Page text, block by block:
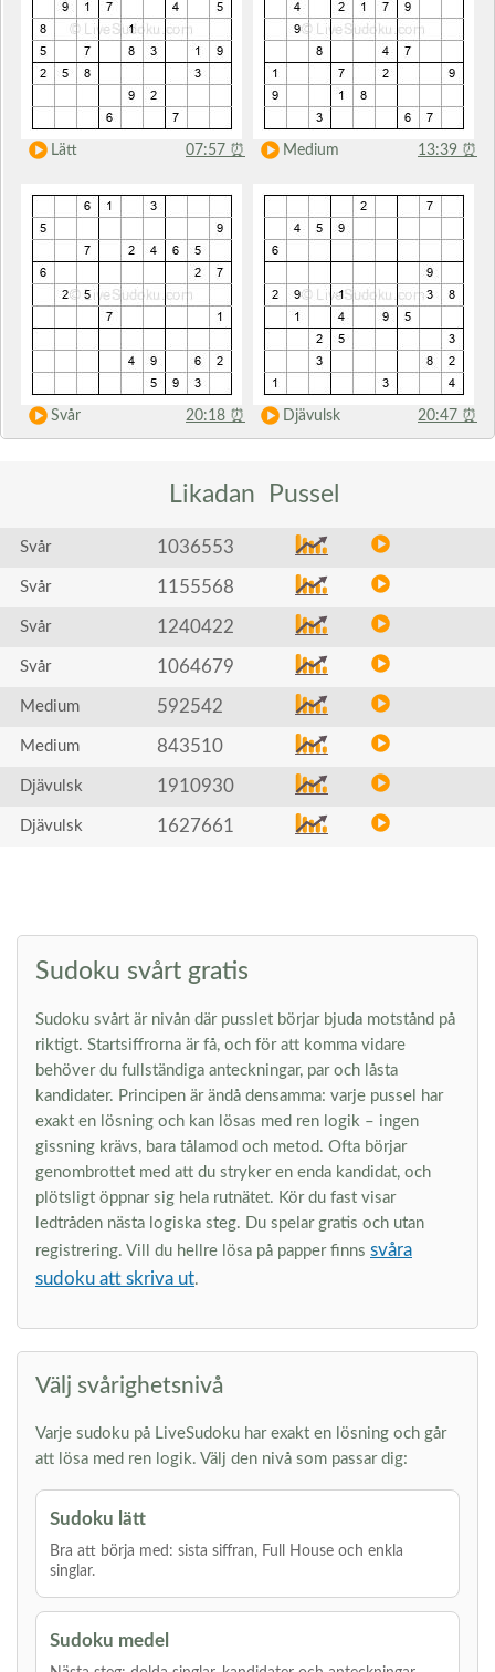
Lätt 07:57 ⏰ Medium 13:39 ⏰
Svår 20:18 ⏰ Djävulsk 20:47 ⏰
Likadan Pussel
Svår 1036553
Svår 1155568
Svår 1240422
Svår 1064679
Medium 592542
Medium 843510
Djävulsk 1910930
Djävulsk 1627661
Sudoku svårt gratis
Sudoku svårt är nivån där pusslet börjar bjuda motstånd på
riktigt. Startsiffrorna är få, och för att komma vidare
behöver du fullständiga anteckningar, par och låsta
kandidater. Principen är ändå densamma: varje pussel har
exakt en lösning och kan lösas med ren logik – ingen
gissning krävs, bara tålamod och metod. Ofta börjar
genombrottet med att du stryker en enda kandidat, och
plötsligt öppnar sig hela rutnätet. Kör du fast visar
ledtråden nästa logiska steg. Du spelar gratis och utan
registrering. Vill du hellre lösa på papper finns svåra
sudoku att skriva ut.
Välj svårighetsnivå
Varje sudoku på LiveSudoku har exakt en lösning och går
att lösa med ren logik. Välj den nivå som passar dig:
Sudoku lätt
Bra att börja med: sista siffran, Full House och enkla
singlar.
Sudoku medel